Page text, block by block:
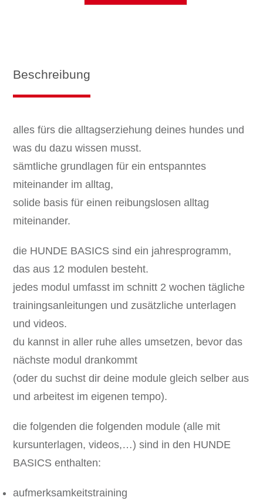
Beschreibung
alles fürs die alltagserziehung deines hundes und
was du dazu wissen musst.
sämtliche grundlagen für ein entspanntes
miteinander im alltag,
solide basis für einen reibungslosen alltag
miteinander.
die HUNDE BASICS sind ein jahresprogramm,
das aus 12 modulen besteht.
jedes modul umfasst im schnitt 2 wochen tägliche
trainingsanleitungen und zusätzliche unterlagen
und videos.
du kannst in aller ruhe alles umsetzen, bevor das
nächste modul drankommt
(oder du suchst dir deine module gleich selber aus
und arbeitest im eigenen tempo).
die folgenden die folgenden module (alle mit
kursunterlagen, videos,…) sind in den HUNDE
BASICS enthalten:
aufmerksamkeitstraining